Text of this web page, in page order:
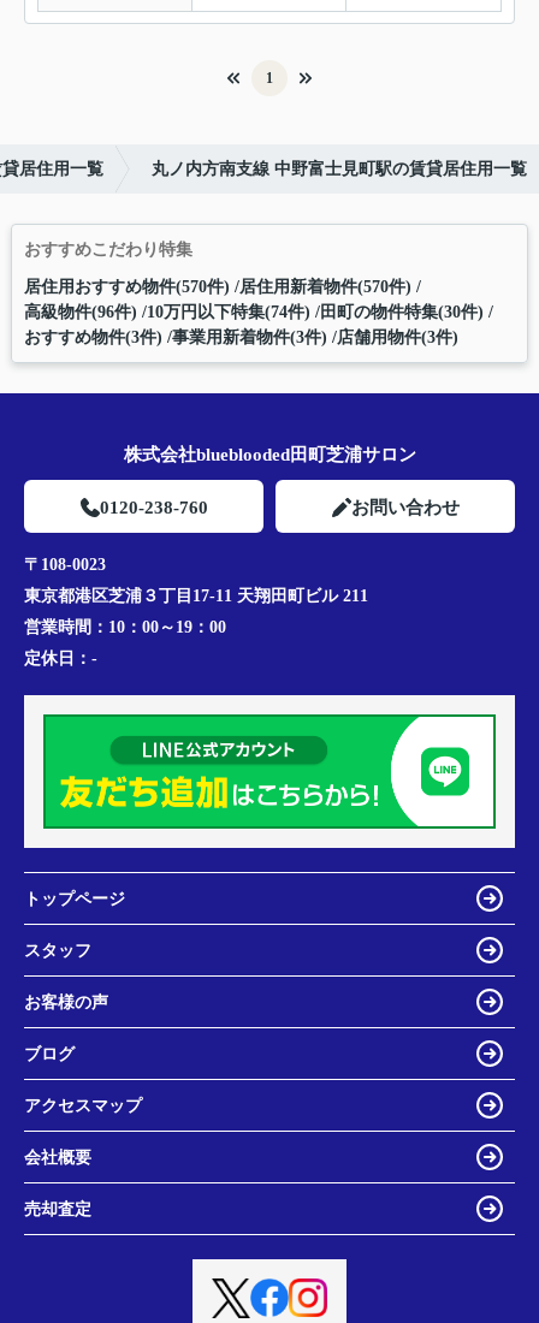
1
居住用一覧 丸ノ内方南支線 中野富士見町駅の賃貸居住用一覧
おすすめこだわり特集
居住用おすすめ物件(570件) 居住用新着物件(570件)
高級物件(96件) 10万円以下特集(74件) 田町の物件特集(30件)
おすすめ物件(3件) 事業用新着物件(3件) 店舗用物件(3件)
株式会社blueblooded田町芝浦サロン
0120-238-760 お問い合わせ
〒108-0023
東京都港区芝浦３丁目17-11 天翔田町ビル 211
営業時間： 10：00～19：00
定休日： -
トップページ
スタッフ
お客様の声
ブログ
アクセスマップ
会社概要
売却査定